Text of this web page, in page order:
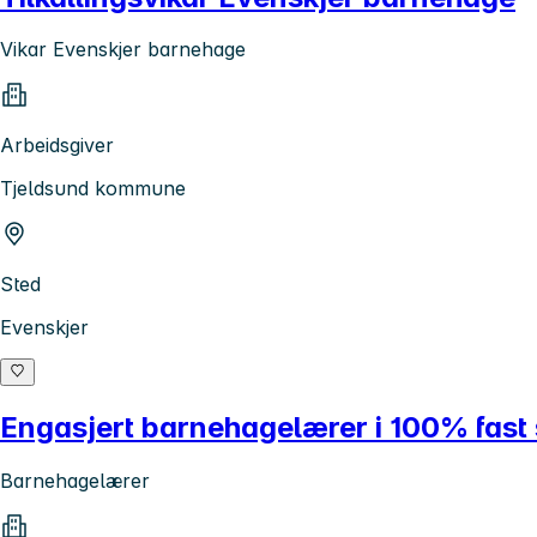
Vikar Evenskjer barnehage
Arbeidsgiver
Tjeldsund kommune
Sted
Evenskjer
Engasjert barnehagelærer i 100% fast
Barnehagelærer